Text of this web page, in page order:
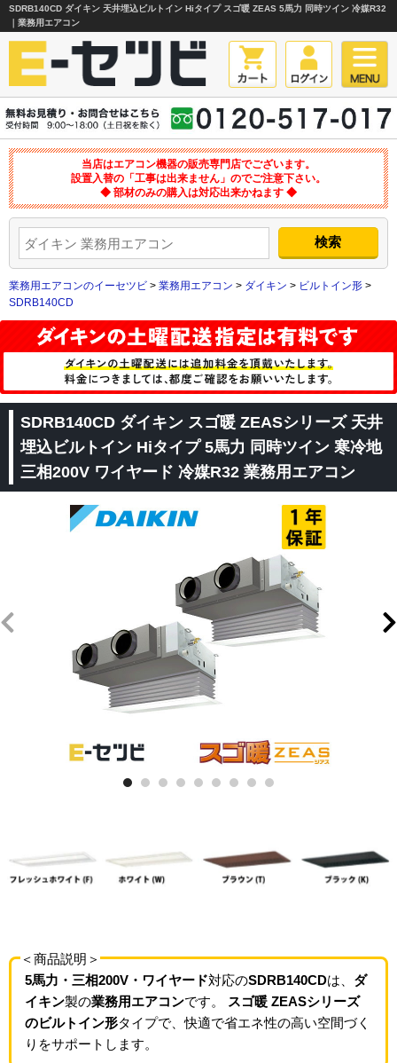
SDRB140CD ダイキン 天井埋込ビルトイン Hiタイプ スゴ暖 ZEAS 5馬力 同時ツイン 冷媒R32
｜業務用エアコン
当店はエアコン機器の販売専門店でございます。
設置入替の「工事は出来ません」のでご注意下さい。
◆ 部材のみの購入は対応出来かねます ◆
業務用エアコンのイーセツビ > 業務用エアコン > ダイキン > ビルトイン形 >
SDRB140CD
SDRB140CD ダイキン スゴ暖 ZEASシリーズ 天井
埋込ビルトイン Hiタイプ 5馬力 同時ツイン 寒冷地
三相200V ワイヤード 冷媒R32 業務用エアコン
＜商品説明＞
5馬力・三相200V・ワイヤード対応のSDRB140CDは、 ダ
イキン製の業務用エアコンです。
スゴ暖 ZEASシリーズ
のビルトイン形タイプで、快適で省エネ性の高い空間づく
りをサポートします。